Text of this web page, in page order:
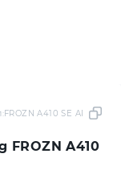
FROZN A410
FROZN A410 SE ARGB